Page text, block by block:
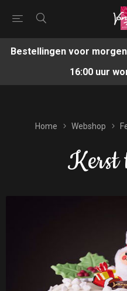
Bestellingen voor
16:00 uur
Home Webshop
Kerst